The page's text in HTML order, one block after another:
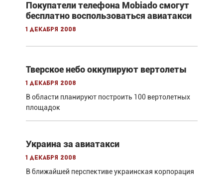
Покупатели телефона Mobiado смогут
бесплатно воспользоваться авиатакси
1 декабря 2008
Тверское небо оккупируют вертолеты
1 декабря 2008
В области планируют построить 100 вертолетных
площадок
Украина за авиатакси
1 декабря 2008
В ближайшей перспективе украинская корпорация